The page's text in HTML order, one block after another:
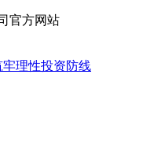
理性投资防线